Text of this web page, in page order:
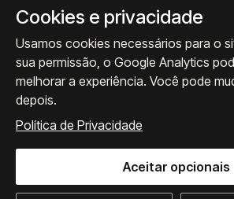
Visite
Atendimento para acervo,
avaliações e visitas.
Como chegar
Siga a
© 2026 ProArte Galeria -Desenvolvido por Curavium·
Cookies e privacidade
Usamos cookies necessários para o
sua permissão, o Google Analytics
melhorar a experiência. Você pode
depois.
Política de Privacidade
Aceitar opcionais